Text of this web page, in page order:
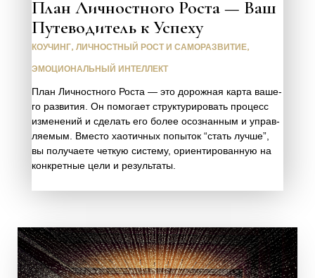
План Личностного Роста — Ваш
Путеводитель к Успеху
КОУЧИНГ, ЛИЧНОСТНЫЙ РОСТ И САМОРАЗВИТИЕ,
ЭМОЦИОНАЛЬНЫЙ ИНТЕЛЛЕКТ
План Лич­ност­но­го Роста — это дорож­ная кар­та ваше­
го раз­ви­тия. Он помо­га­ет струк­ту­ри­ро­вать про­цесс
изме­не­ний и сде­лать его более осо­знан­ным и управ­
ля­е­мым. Вме­сто хао­тич­ных попы­ток “стать луч­ше”,
вы полу­ча­е­те чет­кую систе­му, ори­ен­ти­ро­ван­ную на
кон­крет­ные цели и резуль­та­ты.